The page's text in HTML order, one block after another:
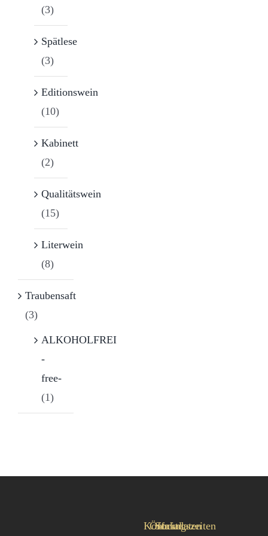
(3)
Spätlese
(3)
Editionswein
(10)
Kabinett
(2)
Qualitätswein
(15)
Literwein
(8)
Traubensaft
(3)
ALKOHOLFREI
-
free-
(1)
Kontaktdaten
Öffnungszeiten
Social